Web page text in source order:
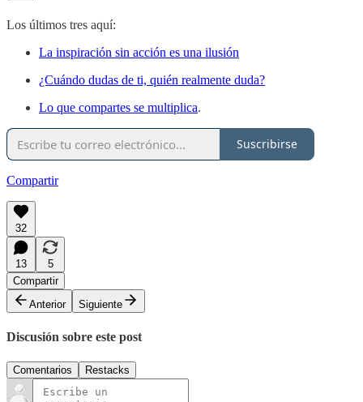
Los últimos tres aquí:
La inspiración sin acción es una ilusión
¿Cuándo dudas de ti, quién realmente duda?
Lo que compartes se multiplica.
Suscribirse
Compartir
32
13
5
Compartir
Anterior
Siguiente
Discusión sobre este post
Comentarios Restacks